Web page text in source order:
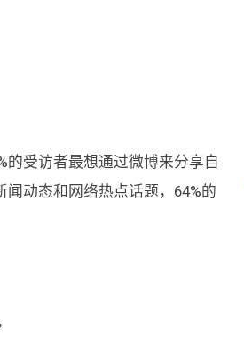
的受访者最想通过微博来分享自
动态和网络热点话题，64%的